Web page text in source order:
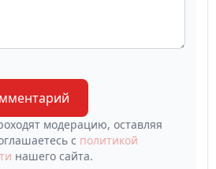
модерацию, оставляя
с политикой
нашего сайта.